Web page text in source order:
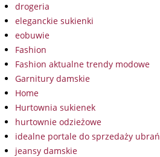
drogeria
eleganckie sukienki
eobuwie
Fashion
Fashion aktualne trendy modowe
Garnitury damskie
Home
Hurtownia sukienek
hurtownie odzieżowe
idealne portale do sprzedaży ubrań
jeansy damskie